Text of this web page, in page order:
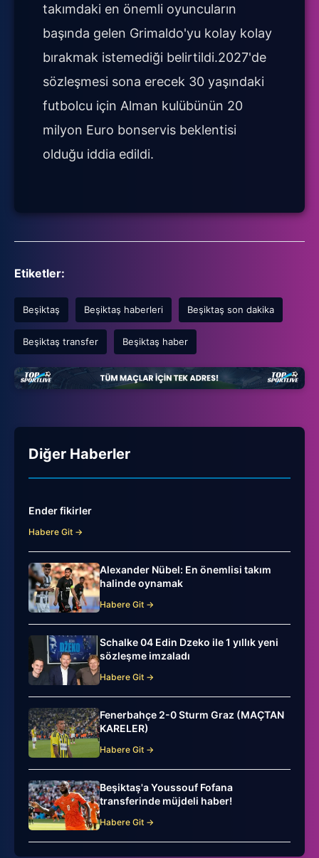
takımdaki en önemli oyuncuların
başında gelen Grimaldo'yu kolay kolay
bırakmak istemediği belirtildi.2027'de
sözleşmesi sona erecek 30 yaşındaki
futbolcu için Alman kulübünün 20
milyon Euro bonservis beklentisi
olduğu iddia edildi.
Etiketler:
Beşiktaş Beşiktaş haberleri Beşiktaş son dakika
Beşiktaş transfer Beşiktaş haber
Diğer Haberler
Ender fikirler
Habere Git →
Alexander Nübel: En önemlisi takım
halinde oynamak
Habere Git →
Schalke 04 Edin Dzeko ile 1 yıllık yeni
sözleşme imzaladı
Habere Git →
Fenerbahçe 2-0 Sturm Graz (MAÇTAN
KARELER)
Habere Git →
Beşiktaş'a Youssouf Fofana
transferinde müjdeli haber!
Habere Git →